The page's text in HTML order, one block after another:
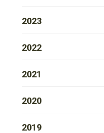
2023
2022
2021
2020
2019